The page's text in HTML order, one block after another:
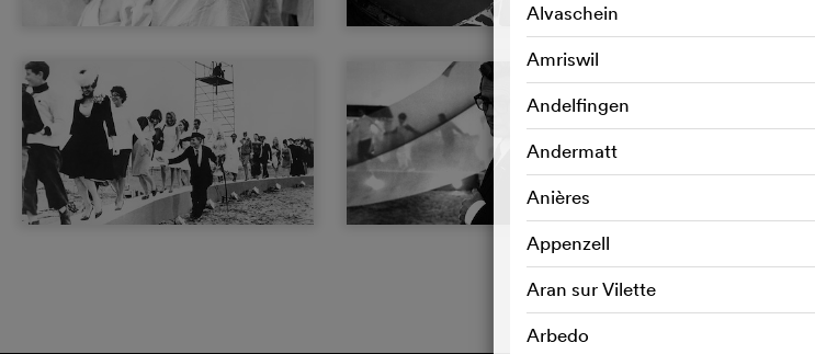
Alvaschein
Amriswil
Andelfingen
Andermatt
Anières
Appenzell
Aran sur Vilette
Arbedo